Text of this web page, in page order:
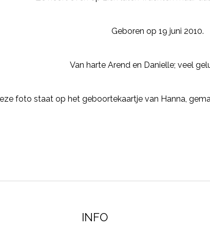
Geboren op 19 juni 2010.
Van harte Arend en Danielle; veel
foto staat op het geboortekaartje van Hanna,
INFO